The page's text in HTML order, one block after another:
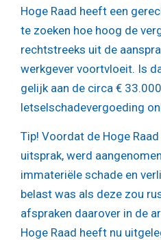
Hoge Raad heeft een
te zoeken hoe hoog de
rechtstreeks uit de
werkgever voortvloeit. Is
gelijk aan de circa €
letselschadevergoeding
Tip! Voordat de Hoge
uitsprak, werd
immateriële schade en
belast was als deze zou
afspraken daarover in de
Hoge Raad heeft nu